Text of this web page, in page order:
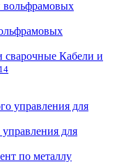
Кабели и
14
для